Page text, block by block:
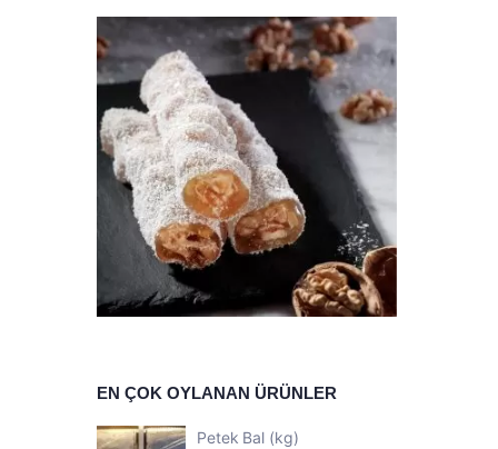
EN ÇOK OYLANAN ÜRÜNLER
Petek Bal (kg)